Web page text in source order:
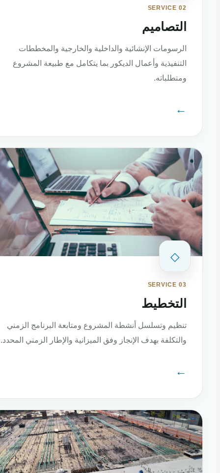
SERVICE 02
التصاميم
الرسومات الإنشائية والداخلية والخارجية والمخططات
التنفيذية وأعمال الديكور بما يتكامل مع طبيعة المشروع
ومتطلباته.
◇
SERVICE 03
التخطيط
تنظيم وتسلسل أنشطة المشروع ومتابعة البرنامج الزمني
والتكلفة بهدف الإنجاز وفق الميزانية والإطار الزمني المحدد.